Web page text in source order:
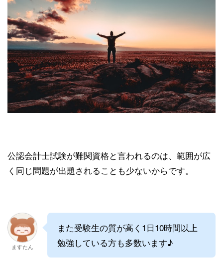
公認会計士試験が難関資格と言われるのは、範囲が広
く同じ問題が出題されることも少ないからです。
ますたん
また受験生の質が高く1日10時間以上
勉強している方も多数います♪